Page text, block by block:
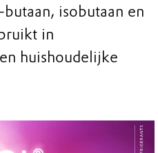
isobutaan en
in
huishoudelijke